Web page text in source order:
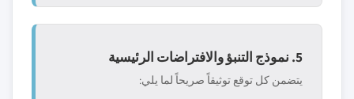
5. نموذج التنبؤ والافتراضات الرئيسية
يتضمن كل توقع توثيقاً صريحاً لما يلي: